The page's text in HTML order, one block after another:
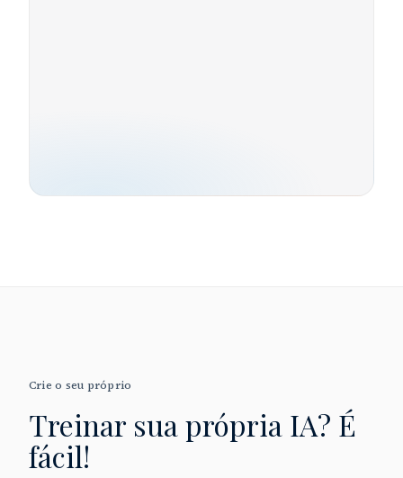
Crie o seu próprio
Treinar sua própria IA? É
fácil!